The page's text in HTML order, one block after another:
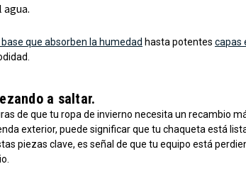
que absorben la humedad hasta potentes capas
a saltar.
de que tu ropa de invierno necesita un recambio
exterior, puede significar que tu chaqueta está
piezas clave, es señal de que tu equipo está